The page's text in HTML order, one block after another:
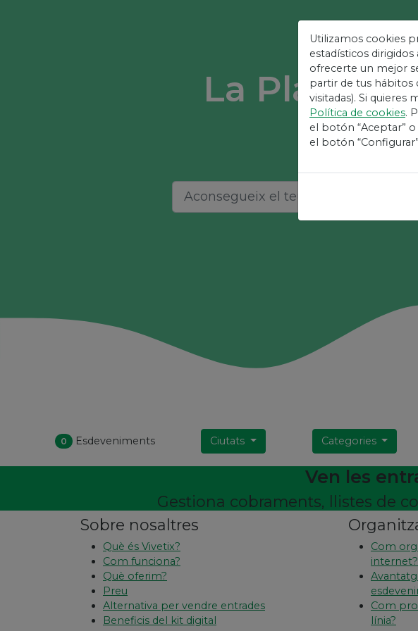
La
0 Esdeveniments Ciutats Categories
Ven les
Gestiona cobraments, llistes de
Sobre nosaltres
Què és Vivetix?
Com funciona?
Què oferim?
Preu
Alternativa per vendre entrades
Beneficis del kit digital
Com
internet?
Com
línia?
Utilizamos cookies
estadísticos
ofrecerte un mejor
partir de tus hábitos
visitadas). Si quieres
Política de cookies.
el botón “Aceptar”
el botón “Configurar”